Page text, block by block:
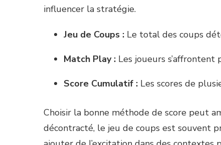
influencer la stratégie.
Jeu de Coups : Le total des coups
Match Play : Les joueurs
Score Cumulatif : Les scores de
Choisir la bonne méthode de score peut
décontracté, le jeu de coups est souvent